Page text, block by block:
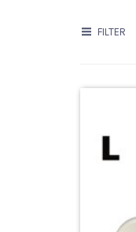
FILTER